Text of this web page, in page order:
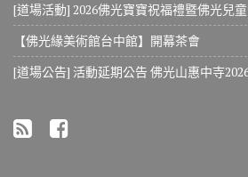
[道場活動] 2026佛光寶寶祝福禮暨佛光兒
【佛光緣美術館台中館】開幕茶會
[道場公告] 活動延期公告 佛光山惠中寺